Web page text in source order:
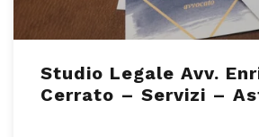
Studio Legale Avv.
Cerrato – Servizi –